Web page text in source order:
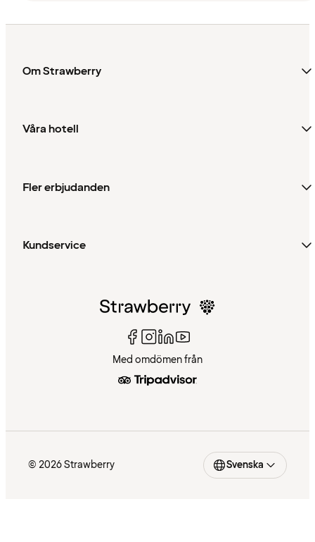
Om Strawberry
Våra hotell
Fler erbjudanden
Kundservice
Med omdömen från
© 2026 Strawberry Svenska